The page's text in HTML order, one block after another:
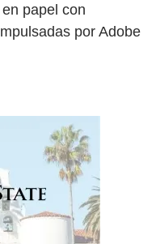
papel con
por Adobe